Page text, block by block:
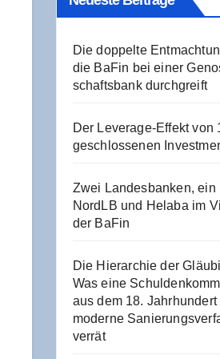
Die dop­pel­te
die BaFin bei einer
schafts­bank durchgreift
Der Levera­ge-Effekt von
geschlos­se­nen
Zwei Lan­des­ban­ken, ein
NordLB und Hela­ba im
der BaFin
Die Hier­ar­chie der
Was eine
aus dem 18. Jahr­hun­dert
moder­ne
verrät